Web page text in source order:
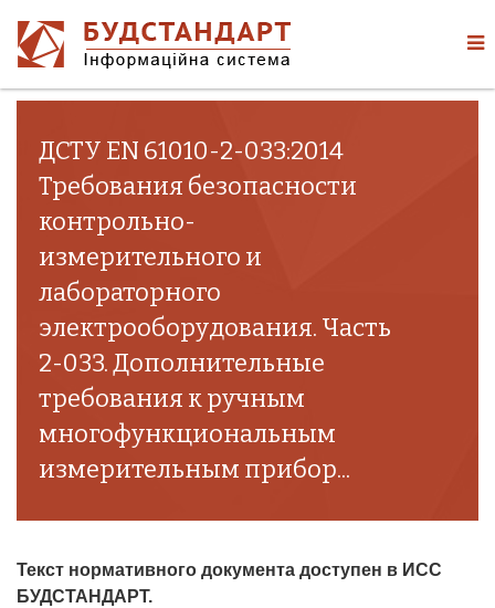
ДСТУ EN 61010-2-033:2014
Требования безопасности
контрольно-
измерительного и
лабораторного
электрооборудования. Часть
2-033. Дополнительные
требования к ручным
многофункциональным
измерительным прибор...
Текст нормативного документа доступен в ИСС
БУДСТАНДАРТ.